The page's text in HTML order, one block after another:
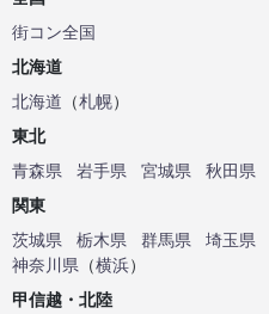
街コン全国
北海道
北海道 （札幌）
東北
青森県
岩手県 宮城県 秋田県
関東
茨城県
栃木県 群馬県 埼玉県
神奈川県 （横浜）
甲信越・北陸